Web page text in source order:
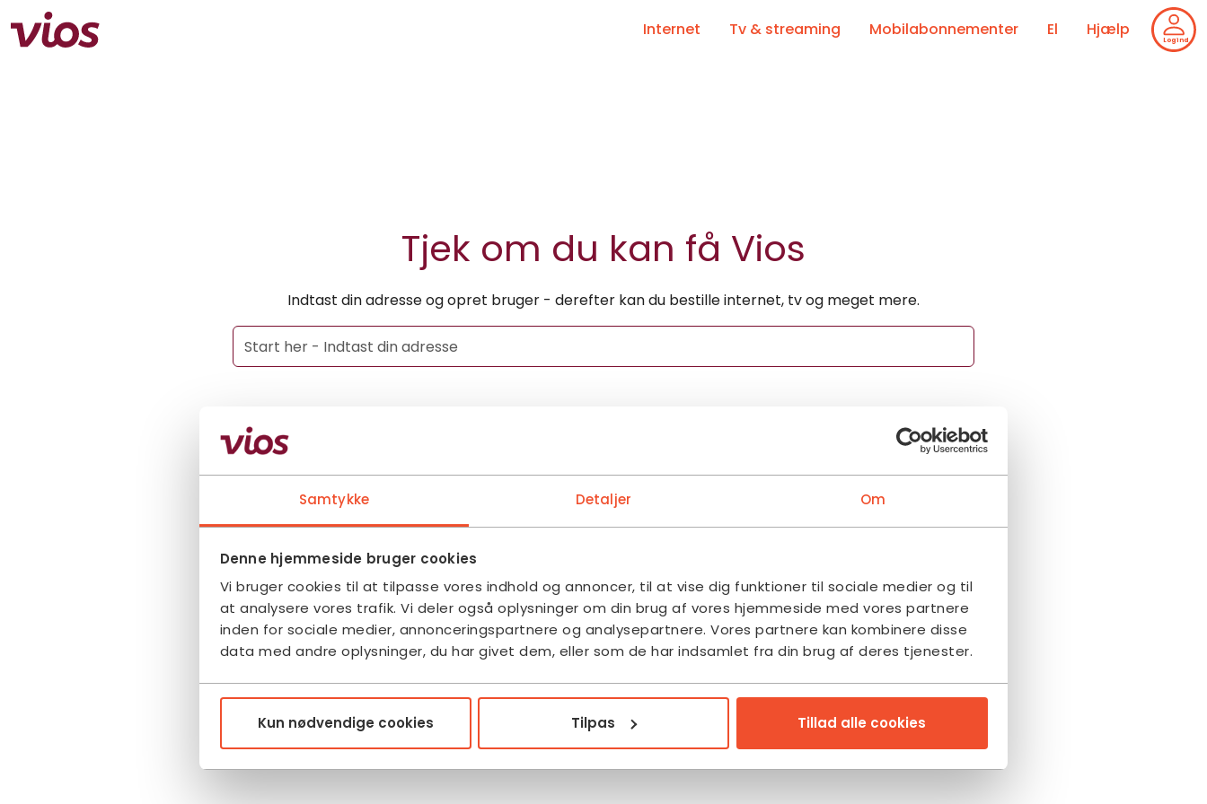
Samtykke Detaljer Om
Denne hjemmeside bruger cookies
Vi bruger cookies til at tilpasse vores indhold og annoncer, til at vise dig funktioner til sociale medier og til
at analysere vores trafik. Vi deler også oplysninger om din brug af vores hjemmeside med vores partnere
inden for sociale medier, annonceringspartnere og analysepartnere. Vores partnere kan kombinere disse
data med andre oplysninger, du har givet dem, eller som de har indsamlet fra din brug af deres tjenester.
Kun nødvendige cookies Tilpas Tillad alle cookies
Internet Tv & streaming Mobilabonnementer El Hjælp
Log ind
Tjek om du kan få Vios
Indtast din adresse og opret bruger - derefter kan du bestille internet, tv og meget mere.